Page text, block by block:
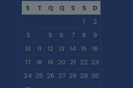
S T Q Q S S
D
1
2
3
5 6 7 8
9
10
11 12 13 14 15
16
17
18 19 20 21 22 23
24 25 26 27 28 29 30